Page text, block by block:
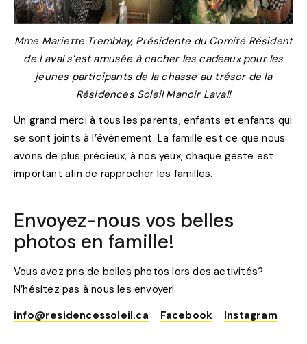
Mme Mariette Tremblay, Présidente du Comité Résident
de Laval s’est amusée à cacher les cadeaux pour les
jeunes participants de la chasse au trésor de la
Résidences Soleil Manoir Laval!
Un grand merci à tous les parents, enfants et enfants qui
se sont joints à l’événement. La famille est ce que nous
avons de plus précieux, à nos yeux, chaque geste est
important afin de rapprocher les familles.
Envoyez-nous vos belles
photos en famille!
Vous avez pris de belles photos lors des activités?
N’hésitez pas à nous les envoyer!
info@residencessoleil.ca
Facebook Instagram